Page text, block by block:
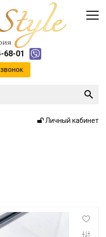
68-01
Личный кабинет
оплата
файлах